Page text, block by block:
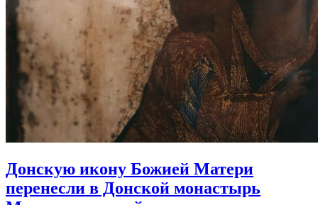
Донскую икону Божией Матери
перенесли в Донской монастырь